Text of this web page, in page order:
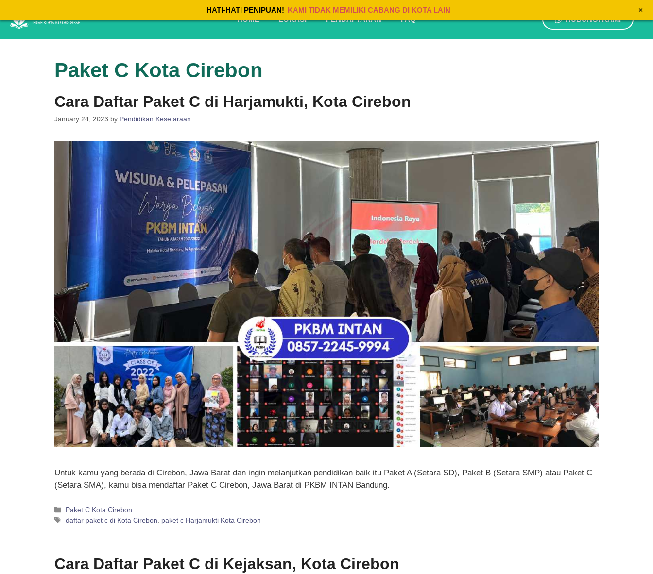
to
content
HOME LOKASI PENDAFTARAN FAQ HUBUNGI KAMI
Paket C Kota Cirebon
Cara Daftar Paket C di Harjamukti, Kota Cirebon
January 24, 2023 by Pendidikan Kesetaraan
Untuk kamu yang berada di Cirebon, Jawa Barat dan ingin melanjutkan pendidikan baik itu Paket A (Setara SD), Paket B (Setara SMP) atau Paket C
(Setara SMA), kamu bisa mendaftar Paket C Cirebon, Jawa Barat di PKBM INTAN Bandung.
Categories
Paket C Kota Cirebon
Tags
daftar paket c di Kota Cirebon paket c Harjamukti Kota Cirebon
Cara Daftar Paket C di Kejaksan, Kota Cirebon
HATI-HATI PENIPUAN! KAMI TIDAK MEMILIKI CABANG DI KOTA LAIN +